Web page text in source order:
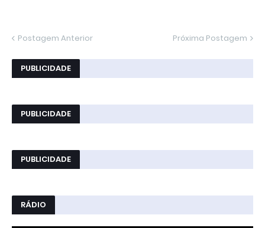
Postagem Anterior Próxima Postagem
PUBLICIDADE
PUBLICIDADE
PUBLICIDADE
RÁDIO